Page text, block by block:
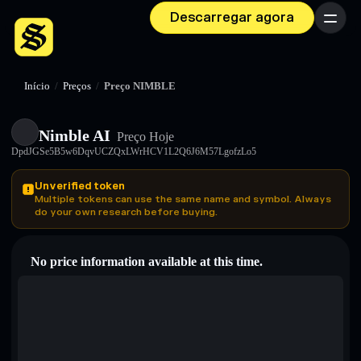
Descarregar agora Menu
Início / Preços / Preço NIMBLE
Nimble AI Preço Hoje
DpdJGSe5B5w6DqvUCZQxLWrHCV1L2Q6J6M57LgofzLo5
Unverified token
Multiple tokens can use the same name and symbol. Always
do your own research before buying.
No price information available at this time.